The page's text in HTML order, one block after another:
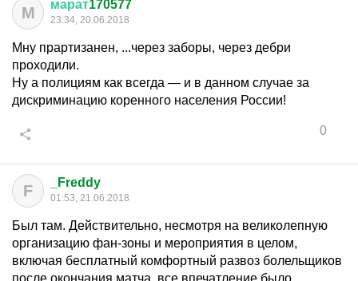
М марат170577
23:34, 20.06.2018
Мну прартизанен, ...через заборы, через дебри
проходили.
Ну а полициям как всегда — и в данном случае за
дискриминацию коренного населения России!
0
F _Freddy
01:53, 21.06.2018
Был там. Действительно, несмотря на великолепную
организацию фан-зоны и мероприятия в целом,
включая бесплатный комфортный развоз болельщиков
после окончания матча, все впечатление было